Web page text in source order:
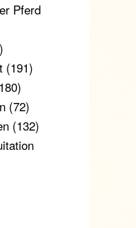
Pferd
(191)
(72)
(132)